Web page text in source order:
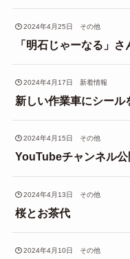
2024年4月25日 その他
「明石じゃーなる」
2024年4月17日 新着情報
新しい作業車にシール
2024年4月15日 その他
YouTubeチャンネル公
2024年4月13日 その他
桜とお茶代
2024年4月10日 その他